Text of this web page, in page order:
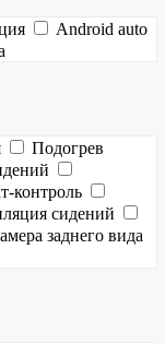
Android auto
Подогрев
контроль
сидений
заднего вида